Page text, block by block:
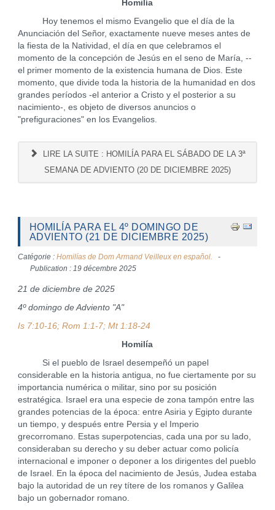
Homilía
Hoy tenemos el mismo Evangelio que el día de la
Anunciación del Señor, exactamente nueve meses antes de
la fiesta de la Natividad, el día en que celebramos el
momento de la concepción de Jesús en el seno de María, --
el primer momento de la existencia humana de Dios. Este
momento, que divide toda la historia de la humanidad en dos
grandes períodos -el anterior a Cristo y el posterior a su
nacimiento-, es objeto de diversos anuncios o
"prefiguraciones" en los Evangelios.
LIRE LA SUITE : HOMILÍA PARA EL SÁBADO DE LA 3ª
SEMANA DE ADVIENTO (20 DE DICIEMBRE 2025)
HOMILÍA PARA EL 4º DOMINGO DE
ADVIENTO (21 DE DICIEMBRE 2025)
Catégorie : Homilías de Dom Armand Veilleux en español.
Publication : 19 décembre 2025
21 de diciembre de 2025
4º domingo de Adviento "A"
Is 7:10-16; Rom 1:1-7; Mt 1:18-24
Homilía
Si el pueblo de Israel desempeñó un papel
considerable en la historia antigua, no fue ciertamente por su
importancia numérica o militar, sino por su posición
estratégica. Israel era una especie de zona tampón entre las
grandes potencias de la época: entre Asiria y Egipto durante
un tiempo, y después entre Persia y el Imperio
grecorromano. Estas superpotencias, cada una por su lado,
consideraban su derecho y su deber actuar como policía
internacional e imponer o deponer a los dirigentes del pueblo
de Israel. En la época del nacimiento de Jesús, Judea estaba
bajo la autoridad de un rey títere de los romanos y Galilea
bajo un gobernador romano.